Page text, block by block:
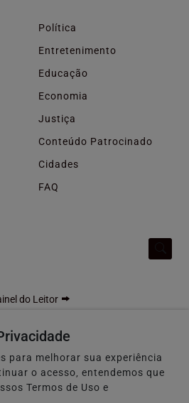
Política
Entretenimento
Educação
Economia
Justiça
Conteúdo Patrocinado
Cidades
FAQ
do Leitor
os direitos reservados
Uso e Privacidade
para melhorar sua experiência
o acesso, entendemos que
Termos de Uso e